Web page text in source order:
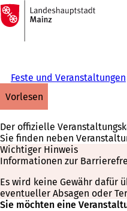
Inhalt anspringen
Zur
Startseite
Feste und Veranstaltungen
vorlesen
Der offizielle
Sie finden neben
Wichtiger Hinweis
Informationen zur
Es wird keine Gewähr dafür
eventueller Absagen oder
Sie möchten eine